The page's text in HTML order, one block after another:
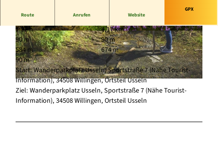
© (c) Klaus-Peter Kappest |CC-BY-SA
© Tourist-Information Willingen, Klaus-Peter K
appest |CC-BY-SA
© (c) Klaus-Peter Kappest |CC-BY-SA
Route Anrufen Website
GPX
1:22 h
4,17 km
90 m
90 m
584 m
674 m
90 m
Start: Wanderparkplatz Usseln, Sportstraße 7 (Nähe Tourist-
Information), 34508 Willingen, Ortsteil Usseln
Ziel: Wanderparkplatz Usseln, Sportstraße 7 (Nähe Tourist-
Information), 34508 Willingen, Ortsteil Usseln